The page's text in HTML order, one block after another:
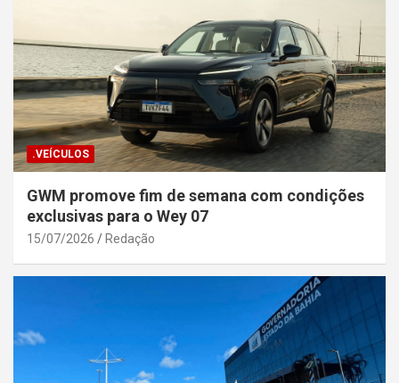
.VEÍCULOS
GWM promove fim de semana com condições
exclusivas para o Wey 07
15/07/2026 Redação